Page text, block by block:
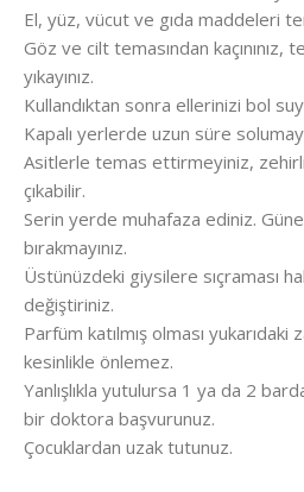
El, yüz, vücut ve gıda maddeleri
Göz ve cilt temasından kaçınınız,
yıkayınız.
Kullandıktan sonra ellerinizi bol
Kapalı yerlerde uzun süre
Asitlerle temas ettirmeyiniz, zehirli
çıkabilir.
Serin yerde muhafaza ediniz.
bırakmayınız.
Üstünüzdeki giysilere sıçraması
değiştiriniz.
Parfüm katılmış olması
kesinlikle önlemez.
Yanlışlıkla yutulursa 1 ya da 2
bir doktora başvurunuz.
Çocuklardan uzak tutunuz.